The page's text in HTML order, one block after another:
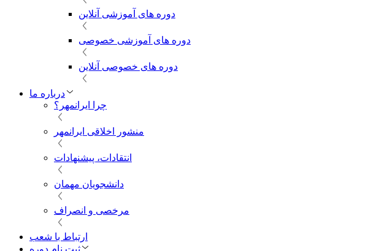
دوره های آموزشی آنلاین
دوره های آموزشی خصوصی
دوره های خصوصی آنلاین
درباره ما
چرا ایرانمهر؟
منشور اخلاقی ایرانمهر
انتقادات، پیشنهادات
دانشجویان مهمان
مرخصی و انصراف
ارتباط با شعب
ثبت نام دوره